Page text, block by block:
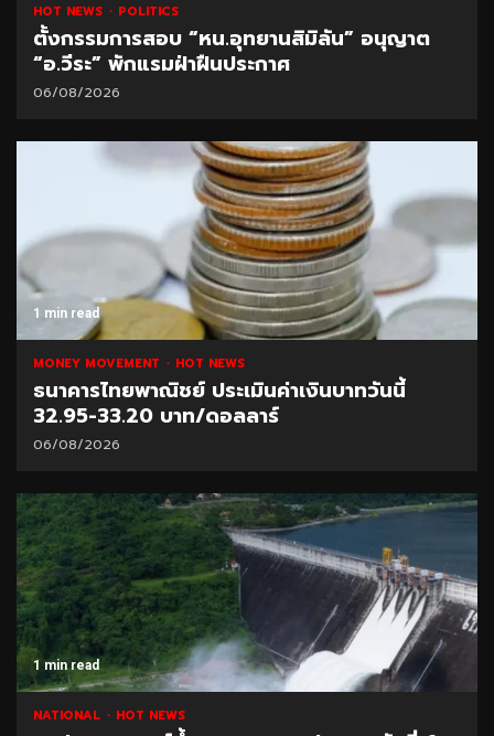
HOT NEWS POLITICS
ตั้งกรรมการสอบ “หน.อุทยานสิมิลัน” อนุญาต
“อ.วีระ” พักแรมฝ่าฝืนประกาศ
06/08/2026
1 min read
MONEY MOVEMENT HOT NEWS
ธนาคารไทยพาณิชย์ ประเมินค่าเงินบาทวันนี้
32.95-33.20 บาท/ดอลลาร์
06/08/2026
1 min read
NATIONAL HOT NEWS